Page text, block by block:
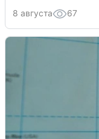
8 августа 67